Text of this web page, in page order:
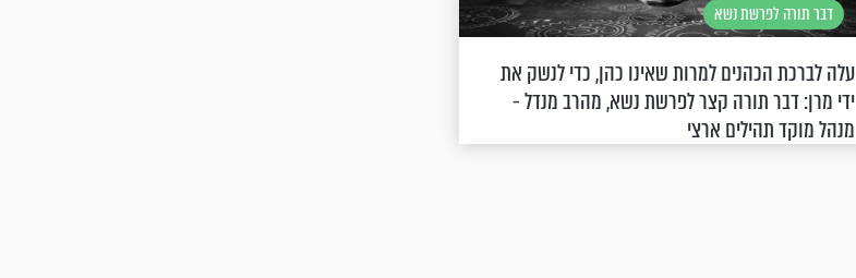
דבר תורה לפרשת נשא
עלה לברכת הכהנים למרות שאינו כהן, כדי לנשק את
ידי מרן: דבר תורה קצר לפרשת נשא, מהרב מנדל -
מנהל מוקד תהילים ארצי